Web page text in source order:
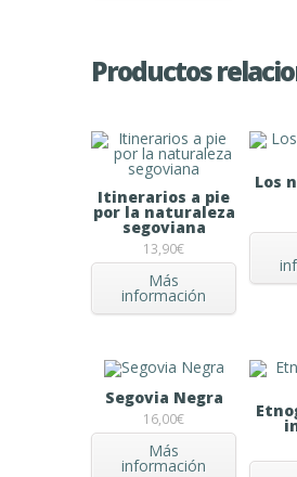
Productos
Itinerarios a pie
por la naturaleza
segoviana
13,90€
Más
información
Los
Segovia Negra
16,00€
Más
información